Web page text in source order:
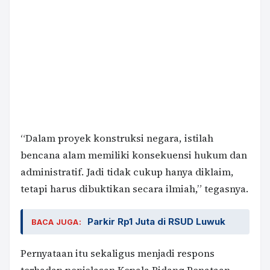
“Dalam proyek konstruksi negara, istilah
bencana alam memiliki konsekuensi hukum dan
administratif. Jadi tidak cukup hanya diklaim,
tetapi harus dibuktikan secara ilmiah,” tegasnya.
BACA JUGA: Parkir Rp1 Juta di RSUD Luwuk
Pernyataan itu sekaligus menjadi respons